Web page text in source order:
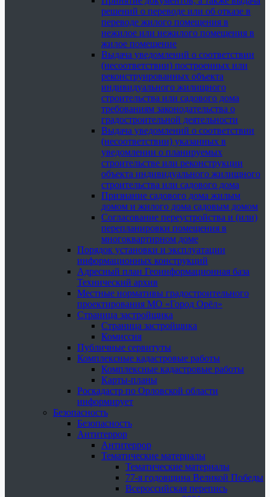
решений о переводе или об отказе в
переводе жилого помещения в
нежилое или нежилого помещения в
жилое помещение
Выдача уведомлений о соответствии
(несоответствии) построенных или
реконструированных объекта
индивидуального жилищного
строительства или садового дома
требованиям законодательства о
градостроительной деятельности
Выдача уведомлений о соответствии
(несоответствии) указанных в
уведомлении о планируемых
строительстве или реконструкции
объекта индивидуального жилищного
строительства или садового дома
Признание садового дома жилым
домом и жилого дома садовым домом
Согласование переустройства и (или)
перепланировки помещения в
многоквартирном доме
Порядок установки и эксплуатации
информационных конструкций
Адресный план Геоинформационная база
Технический архив
Местные нормативы градостроительного
проектирования МО «Город Орёл»
Страница застройщика
Страница застройщика
Комиссия
Публичные сервитуты
Комплексные кадастровые работы
Комплексные кадастровые работы
Карты-планы
Роскадастр по Орловской области
информирует
Безопасность
Безопасность
Антитеррор
Антитеррор
Тематические материалы
Тематические материалы
77-я годовщина Великой Победы
Всероссийская перепись